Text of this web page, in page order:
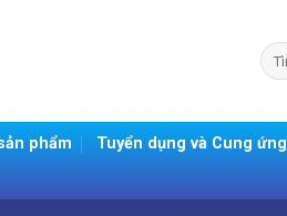
Tìm
kiếm:
phẩm Tuyển dụng và Cung ứng